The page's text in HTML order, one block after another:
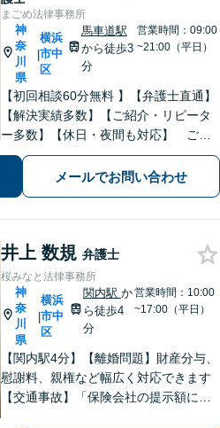
まごめ法律事務所
神
奈
川
県
|
横浜
市中
区
馬車道駅
から徒歩3
分
営業時間：09:00
~21:00（平日）
【初回相談60分無料 】【弁護士直通】
【解決実績多数】【ご紹介・リピータ
ー多数】【休日・夜間も対応】 ご依
頼者様に寄り添い、積み重ねた知識経
験と判断力で最善の解決を目指しま
す。
メールでお問い合わせ
井上 数規 弁護士
桜みなと法律事務所
神
奈
川
県
|
横浜
市中
区
関内駅 か
ら徒歩4
分
営業時間：10:00
~17:00（平日）
【関内駅4分】【離婚問題】財産分与、
慰謝料、親権など幅広く対応できます
【交通事故】「保険会社の提示額に納